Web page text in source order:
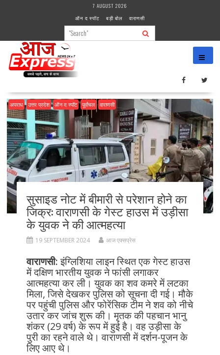
7 AUGUST 2026
ऑन द स्पॉट
बड़ी बोल वाराणसी
अपराध उत्तर प्रदेश ऑन द स्पॉट पूर्वांचल वाराणसी
सुसाइड नोट में बीमारी से परेशान होने का
जिक्र: वाराणसी के गेस्ट हाउस में उड़ीसा
के युवक ने की आत्महत्या
19 SEPTEMBER 2024 आज एक्सप्रेस
वाराणसी:इंग्लिशिया लाइन स्थित एक गेस्ट हाउस
में दक्षिण भारतीय युवक ने फांसी लगाकर
आत्महत्या कर ली। युवक का शव कमरे में लटका
मिला, जिसे देखकर पुलिस को सूचना दी गई। मौके
पर पहुंची पुलिस और फोरेंसिक टीम ने शव को नीचे
उतार कर जांच शुरू की। मृतक की पहचान भानु
शंकर (29 वर्ष) के रूप में हुई है। वह उड़ीसा के
पुरी का रहने वाले थे। वाराणसी में दर्शन-पूजन के
लिए आए थे।